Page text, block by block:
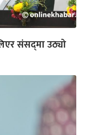
संसद्‌मा उठ्यो